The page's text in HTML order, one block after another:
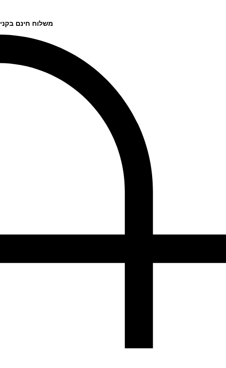
משלוח חינם בקנייה